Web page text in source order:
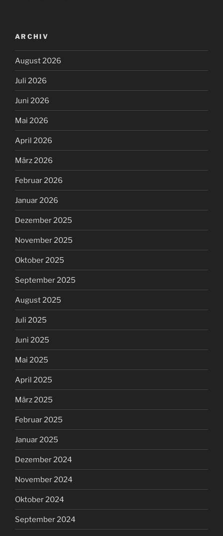
ARCHIV
August 2026
Juli 2026
Juni 2026
Mai 2026
April 2026
März 2026
Februar 2026
Januar 2026
Dezember 2025
November 2025
Oktober 2025
September 2025
August 2025
Juli 2025
Juni 2025
Mai 2025
April 2025
März 2025
Februar 2025
Januar 2025
Dezember 2024
November 2024
Oktober 2024
September 2024